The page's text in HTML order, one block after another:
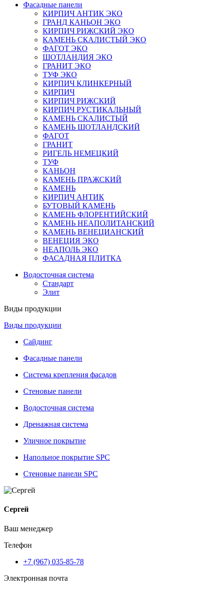
Фасадные панели
КИРПИЧ АНТИК ЭКО
ГРАНД КАНЬОН ЭКО
КИРПИЧ РИЖСКИЙ ЭКО
КАМЕНЬ СКАЛИСТЫЙ ЭКО
ФАГОТ ЭКО
ШОТЛАНДИЯ ЭКО
ГРАНИТ ЭКО
ТУФ ЭКО
КИРПИЧ КЛИНКЕРНЫЙ
КИРПИЧ
КИРПИЧ РИЖСКИЙ
КИРПИЧ РУСТИКАЛЬНЫЙ
КАМЕНЬ СКАЛИСТЫЙ
КАМЕНЬ ШОТЛАНДСКИЙ
ФАГОТ
ГРАНИТ
РИГЕЛЬ НЕМЕЦКИЙ
ТУФ
КАНЬОН
КАМЕНЬ ПРАЖСКИЙ
КАМЕНЬ
КИРПИЧ АНТИК
БУТОВЫЙ КАМЕНЬ
КАМЕНЬ ФЛОРЕНТИЙСКИЙ
КАМЕНЬ НЕАПОЛИТАНСКИЙ
КАМЕНЬ ВЕНЕЦИАНСКИЙ
ВЕНЕЦИЯ ЭКО
НЕАПОЛЬ ЭКО
ФАСАДНАЯ ПЛИТКА
Водосточная система
Стандарт
Элит
Виды продукции
Виды продукции
Сайдинг
Фасадные панели
Система крепления фасадов
Стеновые панели
Водосточная система
Дренажная система
Уличное покрытие
Напольное покрытие SPC
Стеновые панели SPC
Сергей
Ваш менеджер
Телефон
+7 (967) 035-85-78
Электронная почта